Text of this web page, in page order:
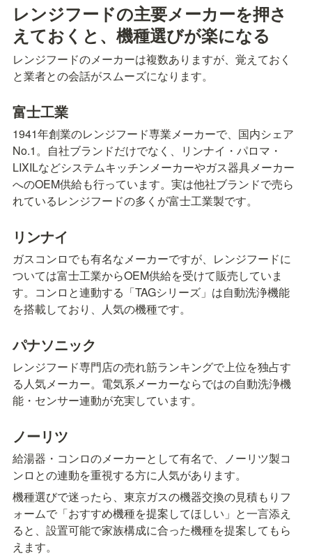
レンジフードの主要メーカーを押さ
えておくと、機種選びが楽になる
レンジフードのメーカーは複数ありますが、覚えておく
と業者との会話がスムーズになります。
富士工業
1941年創業のレンジフード専業メーカーで、国内シェア
No.1。自社ブランドだけでなく、リンナイ・パロマ・
LIXILなどシステムキッチンメーカーやガス器具メーカー
へのOEM供給も行っています。実は他社ブランドで売ら
れているレンジフードの多くが富士工業製です。
リンナイ
ガスコンロでも有名なメーカーですが、レンジフードに
ついては富士工業からOEM供給を受けて販売していま
す。コンロと連動する「TAGシリーズ」は自動洗浄機能
を搭載しており、人気の機種です。
パナソニック
レンジフード専門店の売れ筋ランキングで上位を独占す
る人気メーカー。電気系メーカーならではの自動洗浄機
能・センサー連動が充実しています。
ノーリツ
給湯器・コンロのメーカーとして有名で、ノーリツ製コ
ンロとの連動を重視する方に人気があります。
機種選びで迷ったら、東京ガスの機器交換の見積もりフ
ォームで「おすすめ機種を提案してほしい」と一言添え
ると、設置可能で家族構成に合った機種を提案してもら
えます。